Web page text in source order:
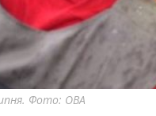
Фото: ОВА